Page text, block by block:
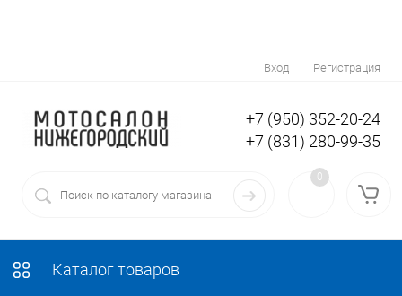
Вход Регистрация
+7 (950) 352-20-24
+7 (831) 280-99-35
0
Каталог товаров